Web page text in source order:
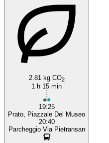
2.81 kg CO2
1 h 15 min
19:25
Prato, Piazzale Del Museo
20:40
Parcheggio Via Pietransan